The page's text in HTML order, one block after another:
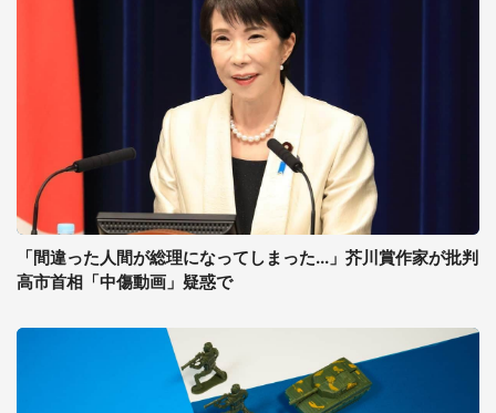
「間違った人間が総理になってしまった...」芥川賞作家が批判
高市首相「中傷動画」疑惑で